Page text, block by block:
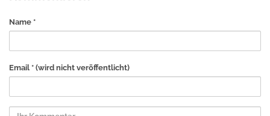
Name *
Email * (wird nicht veröffentlicht)